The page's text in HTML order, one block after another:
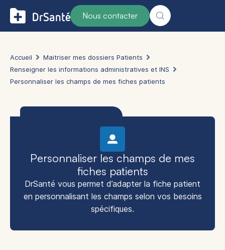
Nous contacter
Accueil
Maitriser mes dossiers Patients
Renseigner les informations administratives et INS
Personnaliser les champs de mes fiches patients
Personnaliser les champs de mes
fiches patients
DrSanté vous permet d’adapter la fiche patient
en personnalisant les champs selon vos besoins
spécifiques.